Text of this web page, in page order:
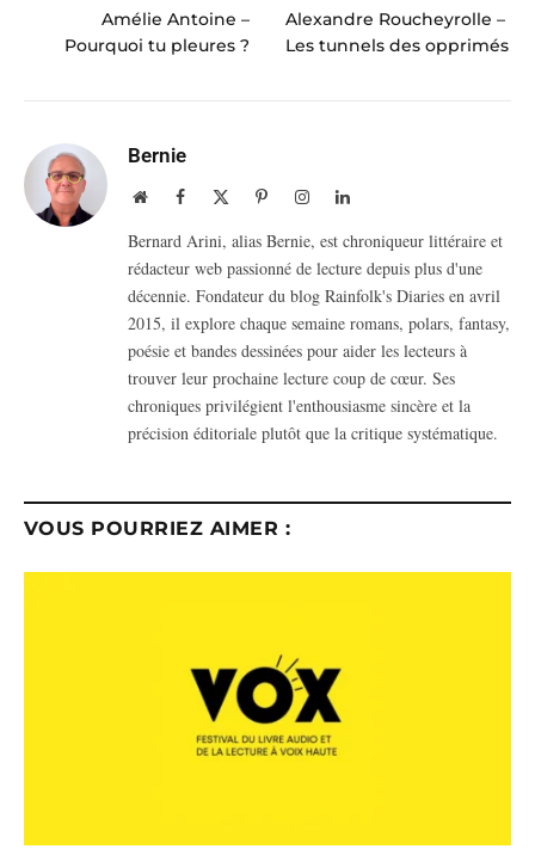
Amélie Antoine –
Pourquoi tu pleures ?
Alexandre Roucheyrolle –
Les tunnels des opprimés
Bernie
WebsiteFacebook PinterestInstagramLinkedIn
Bernard Arini, alias Bernie, est chroniqueur littéraire et
rédacteur web passionné de lecture depuis plus d'une
décennie. Fondateur du blog Rainfolk's Diaries en avril
2015, il explore chaque semaine romans, polars, fantasy,
poésie et bandes dessinées pour aider les lecteurs à
trouver leur prochaine lecture coup de cœur. Ses
chroniques privilégient l'enthousiasme sincère et la
précision éditoriale plutôt que la critique systématique.
VOUS POURRIEZ AIMER :